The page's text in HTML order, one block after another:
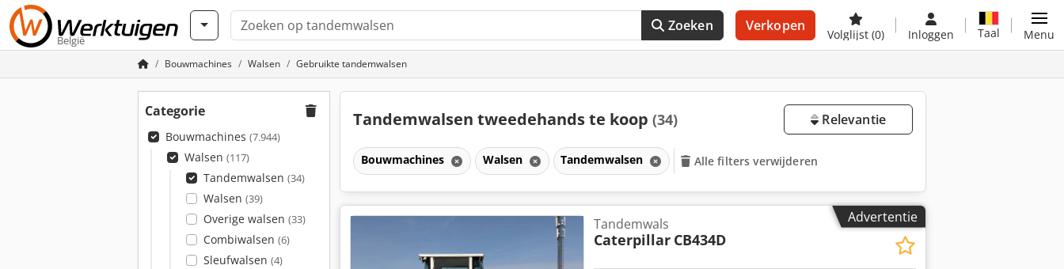
België
Zoeken Verkopen
Volglijst (0) Inloggen Taal Menu
Bouwmachines Walsen Gebruikte tandemwalsen
Categorie
Bouwmachines (7.944)
Walsen (117)
Tandemwalsen (34)
Walsen (39)
Overige walsen (33)
Combiwalsen (6)
Sleufwalsen (4)
Tandemwalsen tweedehands te koop (34) Relevantie
Bouwmachines Walsen Tandemwalsen Alle filters verwijderen
Advertentie
Tandemwals
Caterpillar CB434D